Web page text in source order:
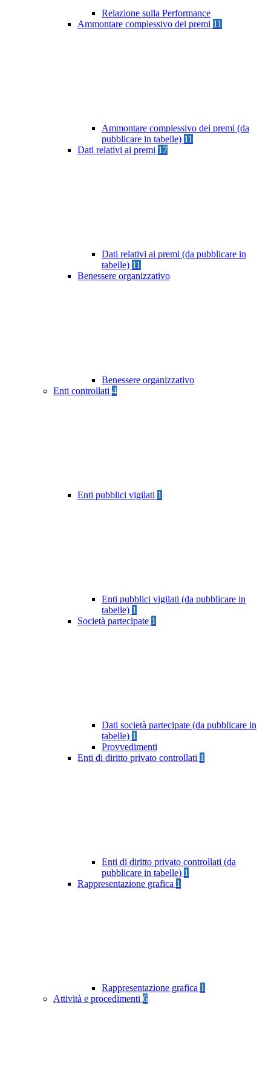
Relazione sulla Performance
Ammontare complessivo dei premi 11
Ammontare complessivo dei premi (da
pubblicare in tabelle) 11
Dati relativi ai premi 17
Dati relativi ai premi (da pubblicare in
tabelle) 11
Benessere organizzativo
Benessere organizzativo
Enti controllati 4
Enti pubblici vigilati 1
Enti pubblici vigilati (da pubblicare in
tabelle) 1
Società partecipate 1
Dati società partecipate (da pubblicare in
tabelle) 1
Provvedimenti
Enti di diritto privato controllati 1
Enti di diritto privato controllati (da
pubblicare in tabelle) 1
Rappresentazione grafica 1
Rappresentazione grafica 1
Attività e procedimenti 6